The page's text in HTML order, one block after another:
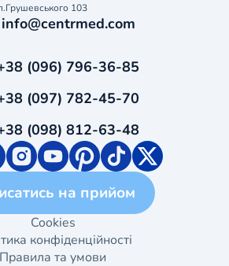
103
info@centrmed.com
(096) 796-36-85
(097) 782-45-70
(098) 812-63-48
на прийом
Cookies
конфіденційності
Правила та умови